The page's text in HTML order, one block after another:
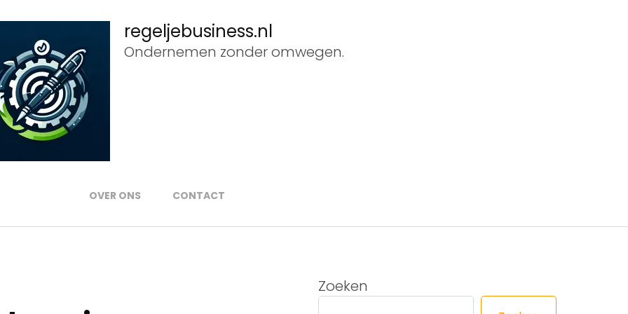
regeljebusiness.nl
Ondernemen zonder omwegen.
OVER ONS CONTACT
Zoeken